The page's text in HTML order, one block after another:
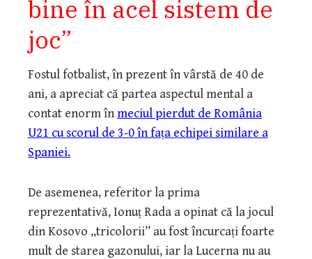
bine în acel sistem de
joc”
Fostul fotbalist, în prezent în vârstă de 40 de
ani, a apreciat că partea aspectul mental a
contat enorm înmeciul pierdut de România
U21 cu scorul de 3-0 în fața echipei similare a
Spaniei.
De asemenea, referitor la prima
reprezentativă, Ionuț Rada a opinat că la jocul
din Kosovo „tricolorii” au fost încurcați foarte
mult de starea gazonului, iar la Lucerna nu au